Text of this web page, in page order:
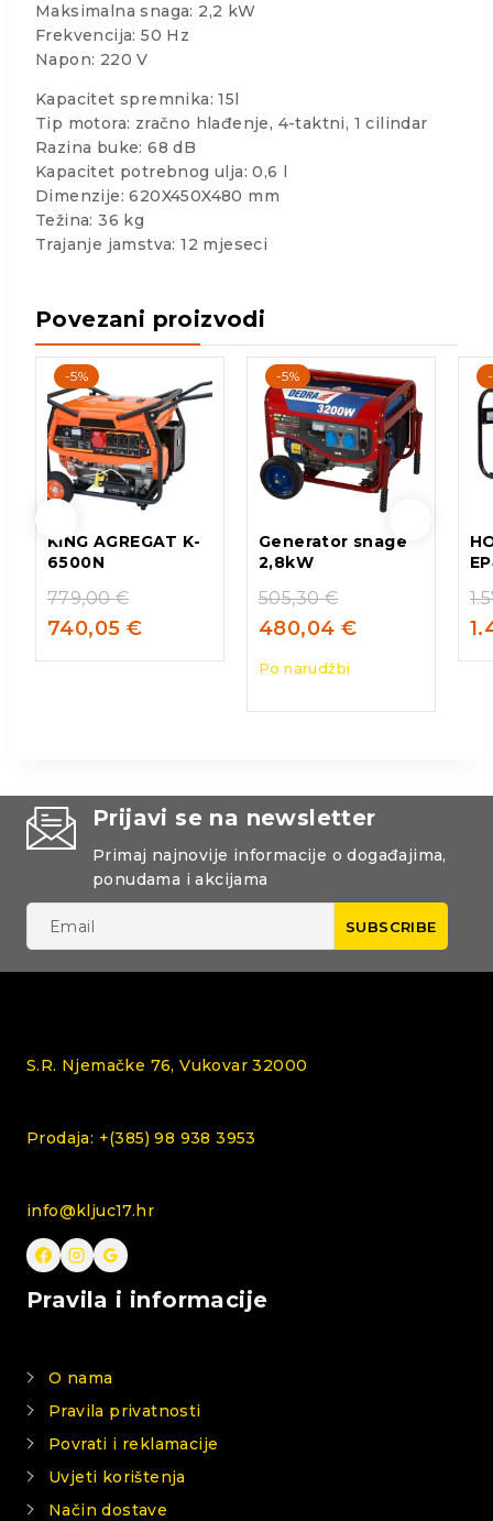
Maksimalna snaga: 2,2 kW
Frekvencija: 50 Hz
Napon: 220 V
Kapacitet spremnika: 15l
Tip motora: zračno hlađenje, 4-taktni, 1 cilindar
Razina buke: 68 dB
Kapacitet potrebnog ulja: 0,6 l
Dimenzije: 620X450X480 mm
Težina: 36 kg
Trajanje jamstva: 12 mjeseci
Povezani proizvodi
-5%
KING AGREGAT K-
6500N
779,00€
740,05 €
-5%
Generator snage
2,8kW
505,30€
480,04 €
Po narudžbi
Prijavi se na newsletter
Primaj najnovije informacije o događajima,
ponudama i akcijama
S.R. Njemačke 76, Vukovar 32000
Prodaja: +(385) 98 938 3953
info@kljuc17.hr
Pravila i informacije
O nama
Pravila privatnosti
Povrati i reklamacije
Uvjeti korištenja
Način dostave